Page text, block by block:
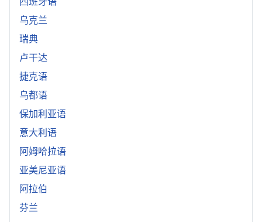
乌克兰
瑞典
卢干达
捷克语
乌都语
保加利亚语
意大利语
阿姆哈拉语
亚美尼亚语
阿拉伯
芬兰